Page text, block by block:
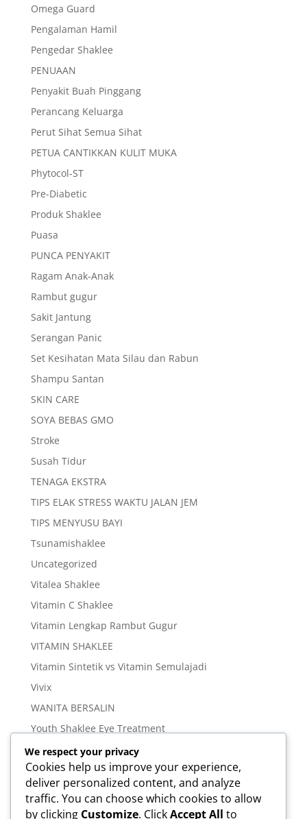
Omega Guard
Pengalaman Hamil
Pengedar Shaklee
PENUAAN
Penyakit Buah Pinggang
Perancang Keluarga
Perut Sihat Semua Sihat
PETUA CANTIKKAN KULIT MUKA
Phytocol-ST
Pre-Diabetic
Produk Shaklee
Puasa
PUNCA PENYAKIT
Ragam Anak-Anak
Rambut gugur
Sakit Jantung
Serangan Panic
Set Kesihatan Mata Silau dan Rabun
Shampu Santan
SKIN CARE
SOYA BEBAS GMO
Stroke
Susah Tidur
TENAGA EKSTRA
TIPS ELAK STRESS WAKTU JALAN JEM
TIPS MENYUSU BAYI
Tsunamishaklee
Uncategorized
Vitalea Shaklee
Vitamin C Shaklee
Vitamin Lengkap Rambut Gugur
VITAMIN SHAKLEE
Vitamin Sintetik vs Vitamin Semulajadi
Vivix
WANITA BERSALIN
Youth Shaklee Eye Treatment
YOUTH SKIN CARE SERIES
Meta
Log in
We respect your privacy
Cookies help us improve your experience,
deliver personalized content, and analyze
traffic. You can choose which cookies to allow
by clicking Customize. ClickAccept All to